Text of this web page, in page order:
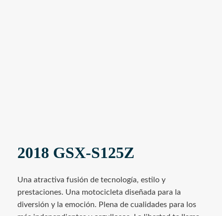
2018 GSX-S125Z
Una atractiva fusión de tecnología, estilo y
prestaciones. Una motocicleta diseñada para la
diversión y la emoción. Plena de cualidades para los